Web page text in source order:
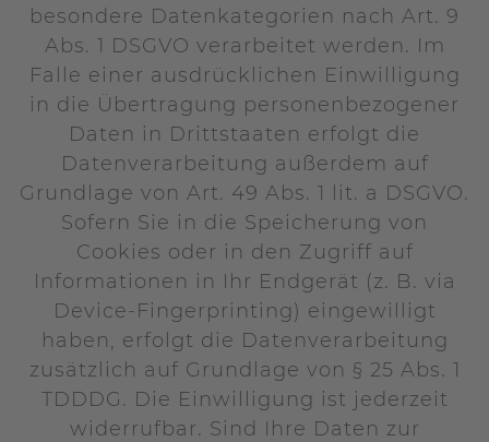
besondere Datenkategorien nach Art. 9
Abs. 1 DSGVO verarbeitet werden. Im
Falle einer ausdrücklichen Einwilligung
in die Übertragung personenbezogener
Daten in Drittstaaten erfolgt die
Datenverarbeitung außerdem auf
Grundlage von Art. 49 Abs. 1 lit. a DSGVO.
Sofern Sie in die Speicherung von
Cookies oder in den Zugriff auf
Informationen in Ihr Endgerät (z. B. via
Device-Fingerprinting) eingewilligt
haben, erfolgt die Datenverarbeitung
zusätzlich auf Grundlage von § 25 Abs. 1
TDDDG. Die Einwilligung ist jederzeit
widerrufbar. Sind Ihre Daten zur